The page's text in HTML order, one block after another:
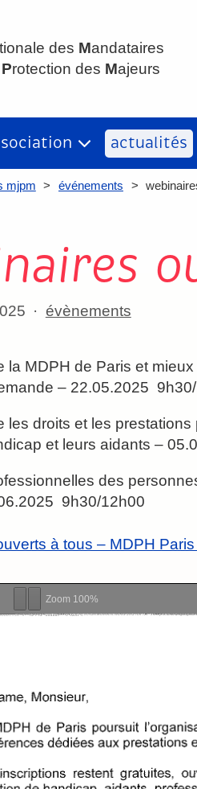
des Mandataires
Protection des Majeurs
actualités
mjpm > événements >
évènements
la MDPH de Paris et
– 22.05.2025
les droits et les
et leurs aidants –
des
9h30/12h00
à tous – MDPH
Zoom 100%